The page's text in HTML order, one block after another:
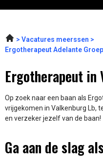
Vacatures meerssen
Ergotherapeut Adelante
Ergotherapeut in
Op zoek naar een baan als
vrijgekomen in Valkenburg Lb,
en verzeker jezelf van de baan!
Ga aan de slag